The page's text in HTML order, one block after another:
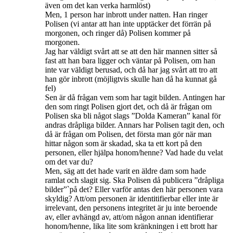
även om det kan verka harmlöst)
Men, 1 person har inbrott under natten. Han ringer
Polisen (vi antar att han inte upptäcker det förrän på
morgonen, och ringer då) Polisen kommer på
morgonen.
Jag har väldigt svårt att se att den här mannen sitter så
fast att han bara ligger och väntar på Polisen, om han
inte var väldigt berusad, och då har jag svårt att tro att
han gör inbrott (möjligtvis skulle han då ha kunnat gå
fel)
Sen är då frågan vem som har tagit bilden. Antingen har
den som ringt Polisen gjort det, och då är frågan om
Polisen ska bli något slags ”Dolda Kameran” kanal för
andras dråpliga bilder. Annars har Polisen tagit den, och
då är frågan om Polisen, det första man gör när man
hittar någon som är skadad, ska ta ett kort på den
personen, eller hjälpa honom/henne? Vad hade du velat
om det var du?
Men, säg att det hade varit en äldre dam som hade
ramlat och slagit sig. Ska Polisen då publicera ”dråpliga
bilder”`på det? Eller varför antas den här personen vara
skyldig? Att/om personen är identitifierbar eller inte är
irrelevant, den personens integritet är ju inte beroende
av, eller avhängd av, att/om någon annan identifierar
honom/henne, lika lite som kränkningen i ett brott har